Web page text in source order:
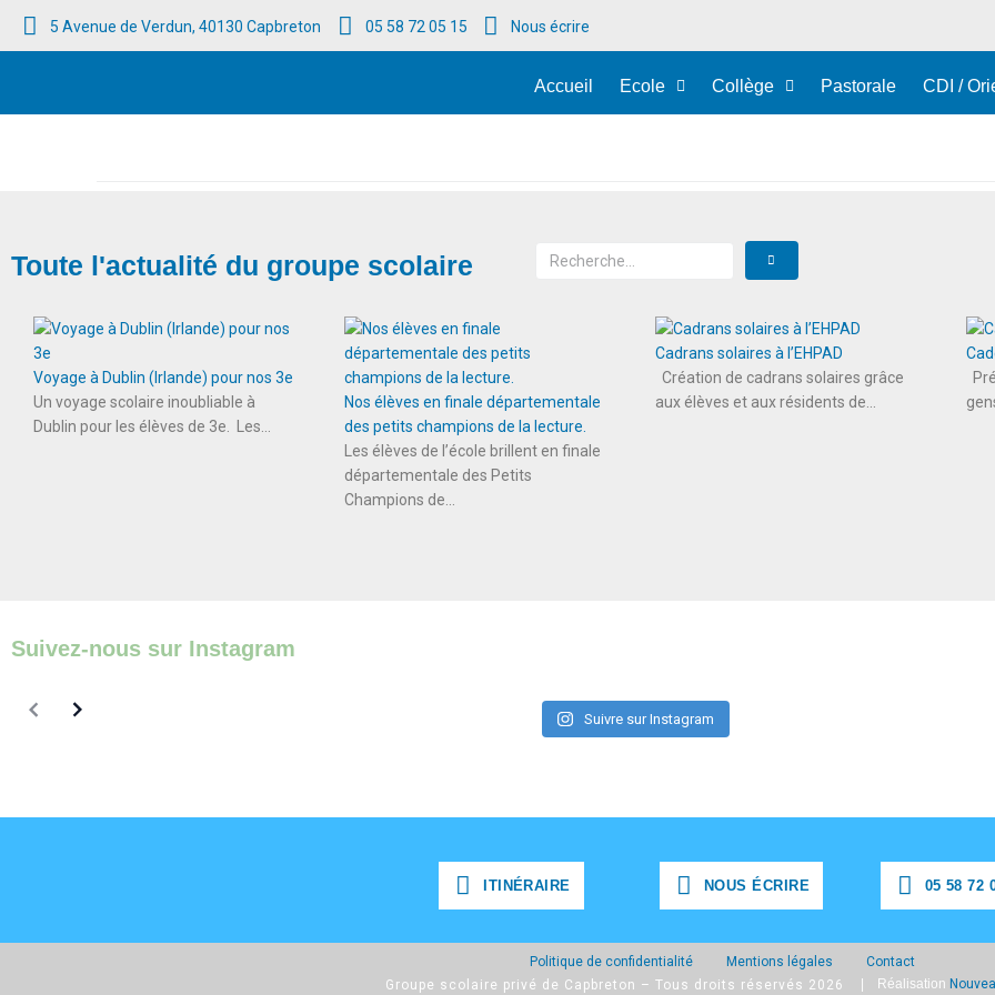
5 Avenue de Verdun, 40130 Capbreton 05 58 72 05 15 Nous écrire
Accueil Ecole Collège Pastorale CDI /
Toute l'actualité du groupe scolaire
Voyage à Dublin (Irlande) pour nos 3e
Un voyage scolaire inoubliable à
Dublin pour les élèves de 3e. Les...
Nos élèves en finale départementale
des petits champions de la lecture.
Les élèves de l’école brillent en finale
départementale des Petits
Champions de...
Cadrans solaires à l’EHPAD
Création de cadrans solaires grâce
aux élèves et aux résidents de...
Suivez-nous sur Instagram
Suivre sur Instagram
ITINÉRAIRE NOUS ÉCRIRE 05 58 72
Politique de confidentialité Mentions légales
Contact
Groupe scolaire privé de Capbreton – Tous droits réservés 2026
| Réalisation